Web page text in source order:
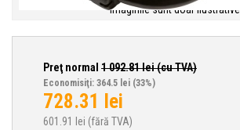
Imaginile sunt doar ilustrative.
Preţ normal 1 092.81lei (cu TVA)
Economisiţi: 364.5 lei (33%)
728.31 lei
601.91 lei (fără TVA)